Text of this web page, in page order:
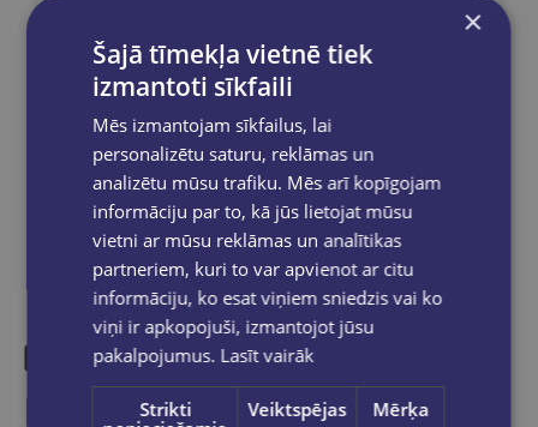
Dalies sociālajos tīklos:
Līdzīgas preces
×
Šajā tīmekļa vietnē tiek
izmantoti sīkfaili
Mēs izmantojam sīkfailus, lai
personalizētu saturu, reklāmas un
analizētu mūsu trafiku. Mēs arī kopīgojam
informāciju par to, kā jūs lietojat mūsu
vietni ar mūsu reklāmas un analītikas
partneriem, kuri to var apvienot ar citu
informāciju, ko esat viņiem sniedzis vai ko
viņi ir apkopojuši, izmantojot jūsu
pakalpojumus. Lasīt vairāk
Strikti
Veiktspējas Mērķa